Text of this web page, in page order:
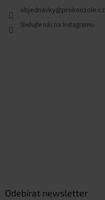
objednavky@prokonzole.cz
Odebírat newsletter